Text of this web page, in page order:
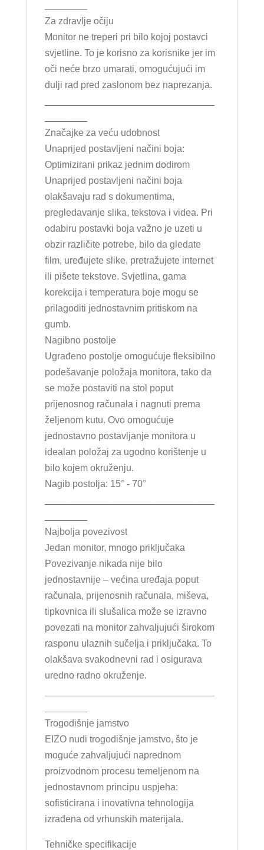
Za zdravlje očiju
Monitor ne treperi pri bilo kojoj postavci
svjetline. To je korisno za korisnike jer im
oči neće brzo umarati, omogućujući im
dulji rad pred zaslonom bez naprezanja.
Značajke za veću udobnost
Unaprijed postavljeni načini boja:
Optimizirani prikaz jednim dodirom
Unaprijed postavljeni načini boja
olakšavaju rad s dokumentima,
pregledavanje slika, tekstova i videa. Pri
odabiru postavki boja važno je uzeti u
obzir različite potrebe, bilo da gledate
film, uređujete slike, pretražujete internet
ili pišete tekstove. Svjetlina, gama
korekcija i temperatura boje mogu se
prilagoditi jednostavnim pritiskom na
gumb.
Nagibno postolje
Ugrađeno postolje omogućuje fleksibilno
podešavanje položaja monitora, tako da
se može postaviti na stol poput
prijenosnog računala i nagnuti prema
željenom kutu. Ovo omogućuje
jednostavno postavljanje monitora u
idealan položaj za ugodno korištenje u
bilo kojem okruženju.
Nagib postolja: 15° - 70°
Najbolja povezivost
Jedan monitor, mnogo priključaka
Povezivanje nikada nije bilo
jednostavnije – većina uređaja poput
računala, prijenosnih računala, miševa,
tipkovnica ili slušalica može se izravno
povezati na monitor zahvaljujući širokom
rasponu ulaznih sučelja i priključaka. To
olakšava svakodnevni rad i osigurava
uredno radno okruženje.
Trogodišnje jamstvo
EIZO nudi trogodišnje jamstvo, što je
moguće zahvaljujući naprednom
proizvodnom procesu temeljenom na
jednostavnom principu uspjeha:
sofisticirana i inovativna tehnologija
izrađena od vrhunskih materijala.
Tehničke specifikacije